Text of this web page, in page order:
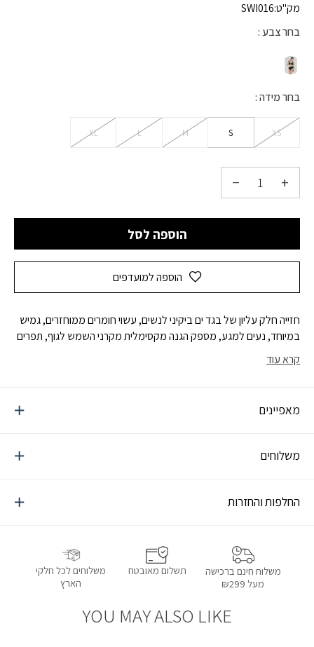
מק"ט:SWI016
בחר צבע
בחר מידה
XS
S
M
L
XL
הוספה לסל
הוספה למועדפים
חזייה חלק עליון של בגד ים ביקיני לנשים, עשוי חומרים ממוחזרים, גמיש
במיוחד, נעים למגע, מספק הגנה מקסימלית מקרני השמש לגוף, תפרים
טבעית ונוחה בים
קרא עוד
מאפיינים
משלוחים
החלפות והחזרות
משלוח חינם ברכישה
מעל ₪299
תשלום מאובטח
משלוחים לכל חלקי
הארץ
YOU MAY ALSO LIKE